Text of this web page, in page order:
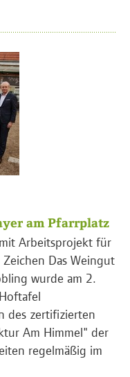
am Pfarrplatz
Arbeitsprojekt für
Das Weingut
wurde am 2.
des zertifizierten
Am Himmel" der
regelmäßig im